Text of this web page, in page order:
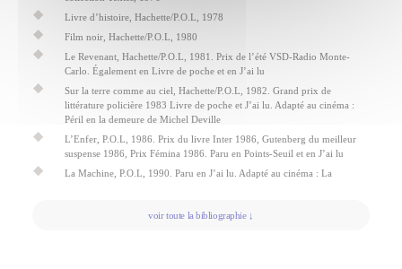
Livre d’histoire, Hachette/P.O.L, 1978
Film noir, Hachette/P.O.L, 1980
Le Revenant, Hachette/P.O.L, 1981. Prix de l’été VSD-Radio Monte-
Carlo. Également en Livre de poche et en J’ai lu
Sur la terre comme au ciel, Hachette/P.O.L, 1982. Grand prix de
littérature policière 1983 Livre de poche et J’ai lu. Adapté au cinéma :
Péril en la demeure de Michel Deville
L’Enfer, P.O.L, 1986. Prix du livre Inter 1986, Gutenberg du meilleur
suspense 1986, Prix Fémina 1986. Paru en Points-Seuil et en J’ai lu
La Machine, P.O.L, 1990. Paru en J’ai lu. Adapté au cinéma : La
voir toute la bibliographie ↓